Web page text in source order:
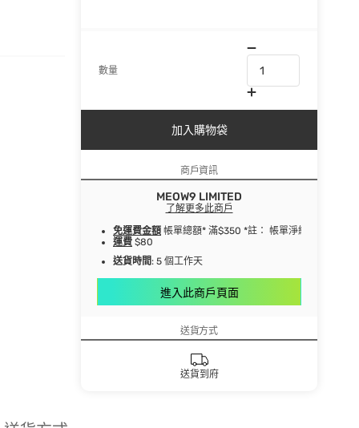
數量
加入購物袋
商戶資訊
MEOW9 LIMITED
了解更多此商戶
免運費金額 帳單總額* 滿$350 *註： 帳單淨總額指扣除
運費 $80
送貨時間: 5 個工作天
進入此商戶頁面
送貨方式
送貨到府